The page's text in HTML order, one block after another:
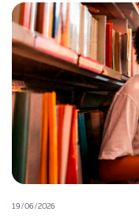
19/06/2026